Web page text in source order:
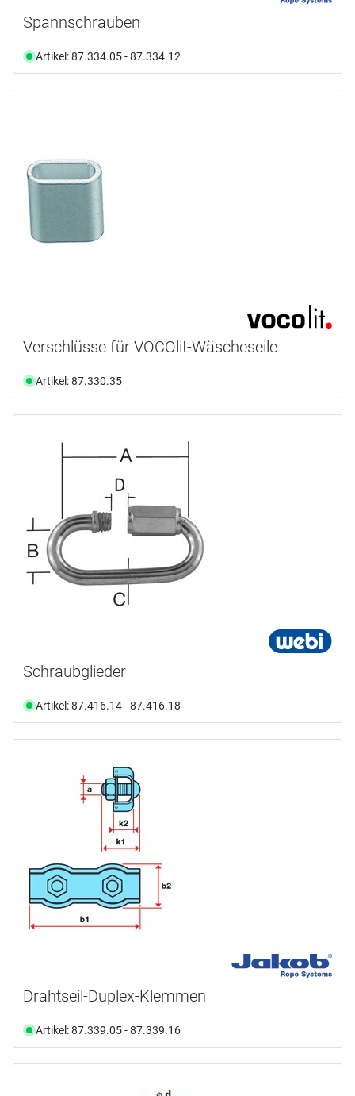
Spannschrauben
Artikel: 87.334.05 - 87.334.12
Verschlüsse für VOCOlit-Wäscheseile
Artikel: 87.330.35
Schraubglieder
Artikel: 87.416.14 - 87.416.18
Drahtseil-Duplex-Klemmen
Artikel: 87.339.05 - 87.339.16